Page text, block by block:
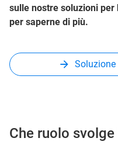
sulle nostre soluzioni per
per saperne di più.
Soluzione
Che ruolo